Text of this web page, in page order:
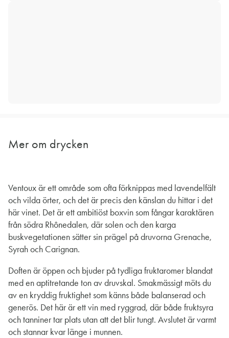
Mer om drycken
Ventoux är ett område som ofta förknippas med lavendelfält
och vilda örter, och det är precis den känslan du hittar i det
här vinet. Det är ett ambitiöst boxvin som fångar karaktären
från södra Rhônedalen, där solen och den karga
buskvegetationen sätter sin prägel på druvorna Grenache,
Syrah och Carignan.
Doften är öppen och bjuder på tydliga fruktaromer blandat
med en aptitretande ton av druvskal. Smakmässigt möts du
av en kryddig fruktighet som känns både balanserad och
generös. Det här är ett vin med ryggrad, där både fruktsyra
och tanniner tar plats utan att det blir tungt. Avslutet är varmt
och stannar kvar länge i munnen.